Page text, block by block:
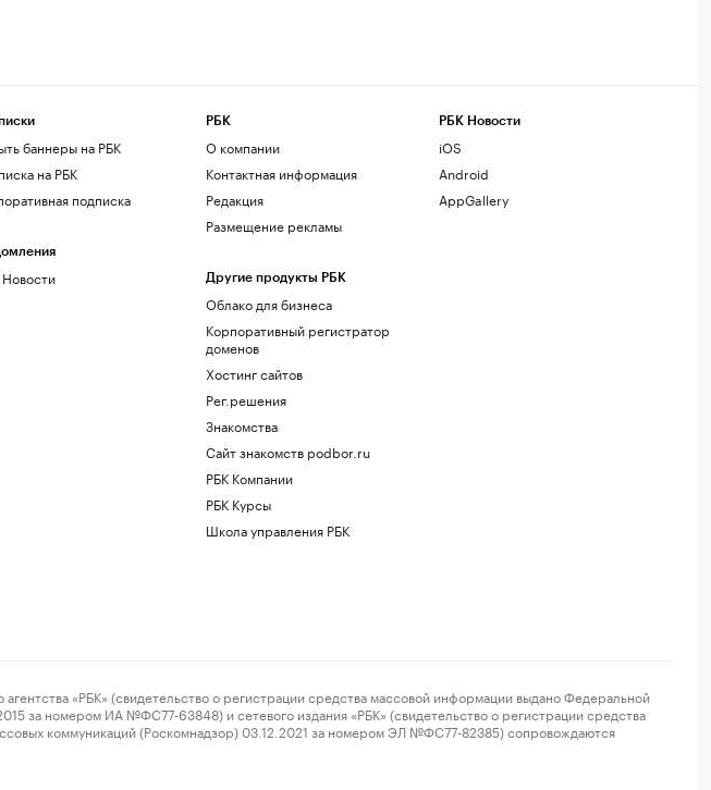
баннеры на РБК
на РБК
подписка
Новости
РБК
О компании
Контактная информация
Редакция
Размещение рекламы
Другие продукты РБК
Облако для бизнеса
Корпоративный регистратор
доменов
Хостинг сайтов
Рег.решения
Знакомства
Сайт знакомств podbor.ru
РБК Компании
РБК Курсы
Школа управления РБК
РБК Новости
iOS
Android
AppGallery
«РБК» (свидетельство о регистрации средства массовой информации выдано Федеральной
за номером ИА №ФС77-63848) и сетевого издания «РБК» (свидетельство о регистрации средства
коммуникаций (Роскомнадзор) 03.12.2021 за номером ЭЛ №ФС77-82385) сопровождаются